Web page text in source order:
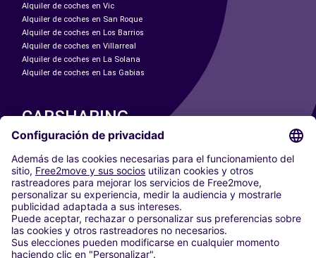
Alquiler de coches en Vic
Alquiler de coches en San Roque
Alquiler de coches en Los Barrios
Alquiler de coches en Villarreal
Alquiler de coches en La Solana
Alquiler de coches en Las Gabias
CARSHARING
NUESTRAS CIUDADES
Paris
Madrid
Washington DC
Milán
Roma
Turín
Viena
Berlín